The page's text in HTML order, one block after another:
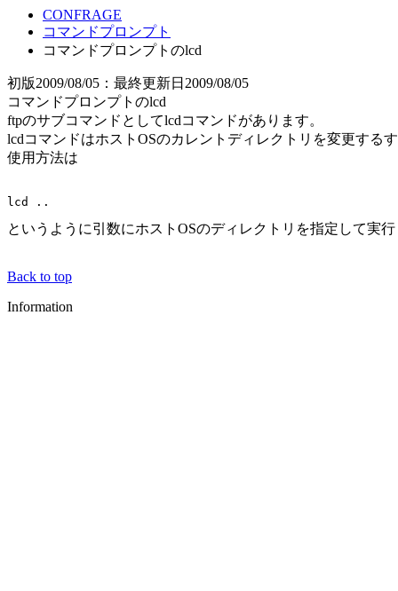
CONFRAGE
コマンドプロンプト
コマンドプロンプトのlcd
初版2009/08/05：最終更新日2009/08/05
コマンドプロンプトのlcd
ftpのサブコマンドとしてlcdコマンドがあります。
lcdコマンドはホストOSのカレントディレクトリを変更する
使用方法は
というように引数にホストOSのディレクトリを指定して実
Back to top
Information